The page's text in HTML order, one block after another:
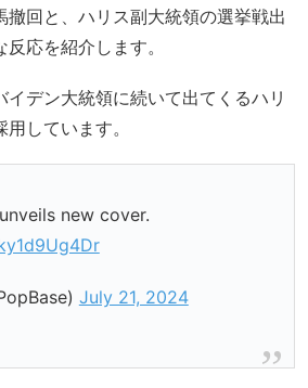
撤回と、ハリス副大統領の選挙戦出
応を紹介します。
イデン大統領に続いて出てくるハリ
しています。
new cover.
July 21, 2024